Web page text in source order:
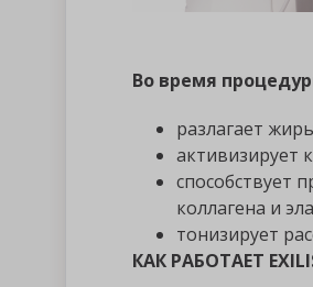
Во время
разлагает
активизирует
способствует
коллагена и
тонизирует
КАК РАБОТАЕТ